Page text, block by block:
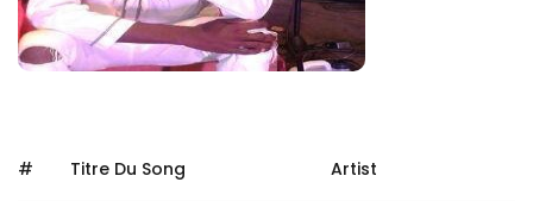
# Titre Du Song Artist